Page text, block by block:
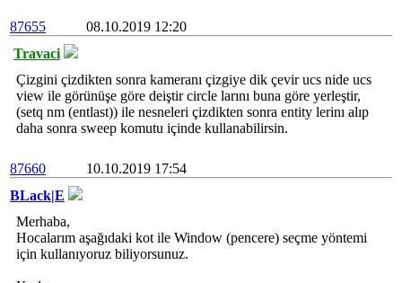
87655
08.10.2019 12:20
Travaci
Çizgini çizdikten sonra kameranı çizgiye dik çevir ucs nide ucs
view ile görünüşe göre deiştir circle larını buna göre yerleştir,
(setq nm (entlast)) ile nesneleri çizdikten sonra entity lerinı alıp
daha sonra sweep komutu içinde kullanabilirsin.
87660
10.10.2019 17:54
BLack|E
Merhaba,
Hocalarım aşağıdaki kot ile Window (pencere) seçme yöntemi
için kullanıyoruz biliyorsunuz.